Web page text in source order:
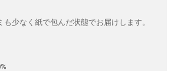
も少なく紙で包んだ状態でお届けします。